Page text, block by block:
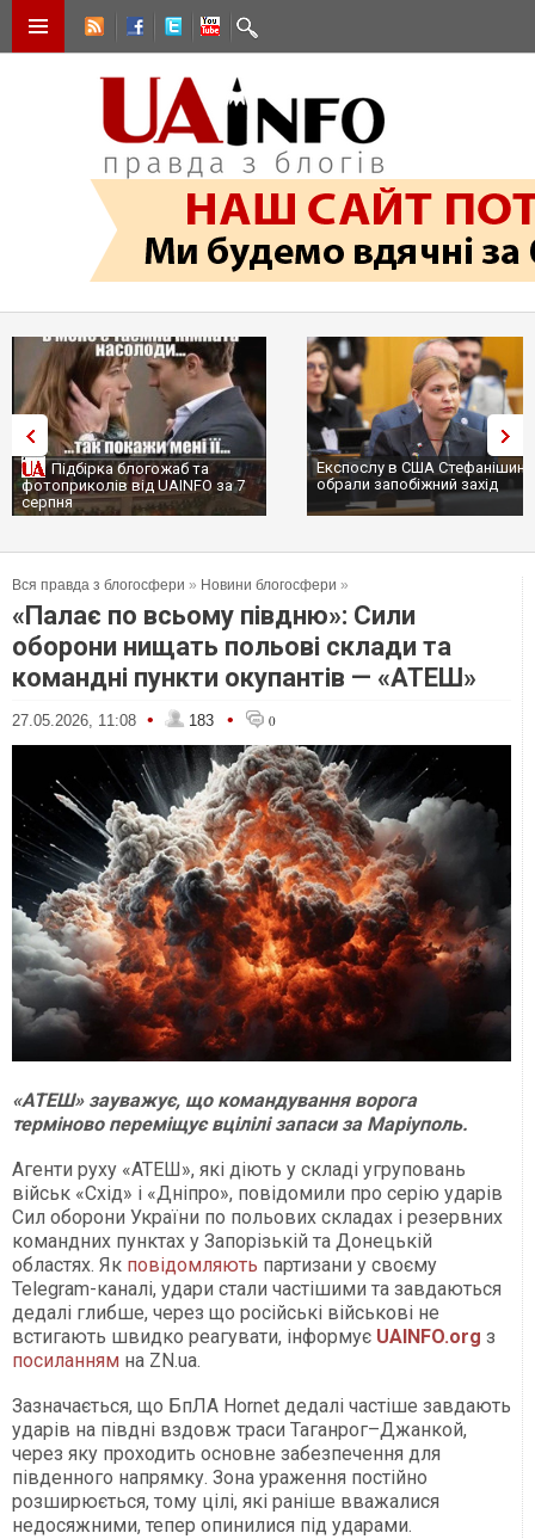
Підбірка блогожаб та
фотоприколів від UAINFO за 7
серпня
Експослу в США
обрали запобіжний захід
Вся правда з блогосфери » Новини блогосфери »
«Палає по всьому півдню»: Сили
оборони нищать польові склади та
командні пункти окупантів — «АТЕШ»
27.05.2026, 11:08 • 183 • 0
«АТЕШ» зауважує, що командування ворога
терміново переміщує вцілілі запаси за Маріуполь.
Агенти руху «АТЕШ», які діють у складі угруповань
військ «Схід» і «Дніпро», повідомили про серію ударів
Сил оборони України по польових складах і резервних
командних пунктах у Запорізькій та Донецькій
областях. Як повідомляють партизани у своєму
Telegram-каналі, удари стали частішими та завдаються
дедалі глибше, через що російські військові не
встигають швидко реагувати, інформує UAINFO.org з
посиланням на ZN.ua.
Зазначається, що БпЛА Hornet дедалі частіше завдають
ударів на півдні вздовж траси Таганрог–Джанкой,
через яку проходить основне забезпечення для
південного напрямку. Зона ураження постійно
розширюється, тому цілі, які раніше вважалися
недосяжними, тепер опинилися під ударами.